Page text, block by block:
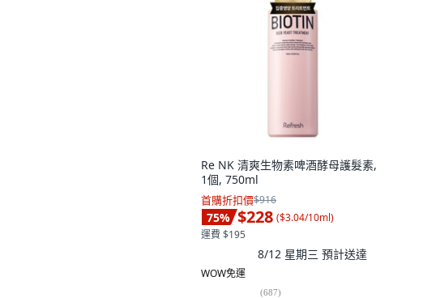
Re NK 清爽生物素啤酒酵母護髮素,
1個, 750ml
首購折扣價$916
75% $228 ($3.04/10ml)
運費 $195
8/12 星期三 預計送達
WOW免運
(687)